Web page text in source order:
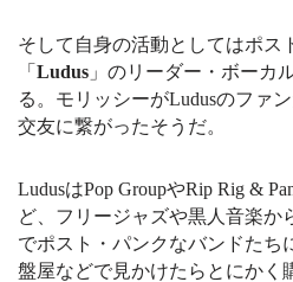
そして自身の活動としてはポス
「 Ludus 」のリーダー・ボーカ
る。モリッシーがLudusのファ
交友に繋がったそうだ。
LudusはPop GroupやRip Rig &
ど、フリージャズや黒人音楽か
でポスト・パンクなバンドたち
盤屋などで見かけたらとにかく